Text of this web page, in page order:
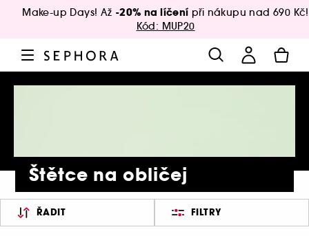
Make-up Days! Až -20% na líčení při nákupu nad 690 Kč!
Kód: MUP20
Štětce na obličej
ŘADIT FILTRY